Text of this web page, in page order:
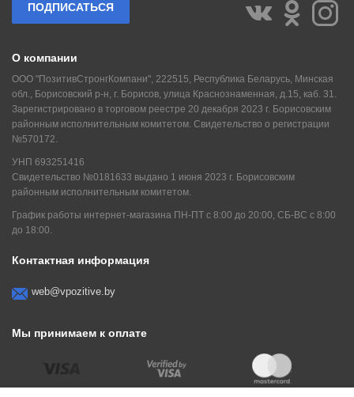
Мы принимаем к оплате
Контактная информация
web@vpozitive.by
О компании
ООО "ПозитивСтронгКомпани", 222515, Республика Беларусь, Минская
обл., Борисовский р-н, г. Борисов, улица Краснознаменная, д.15, каб. 31.
Зарегистрировано в торговом реестре 20 декабря 2023 г. Борисовским
районным исполнительным комитетом. Свидетельство о регистрации
№570172.
УНП 693251416
Свидетельство №0181633 выдано 1 июня 2023 г. Борисовским
районным исполнительным комитетом.
График работы интернет-магазина ПН-ПТ с 8:00 до 20:00, СБ-ВС с 8:00
до 18:00.
ПОДПИСАТЬСЯ